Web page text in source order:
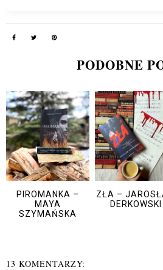
PODOBNE
PIROMANKA –
MAYA
SZYMAŃSKA
ZŁA –
DERKOWSKI
13 KOMENTARZY: